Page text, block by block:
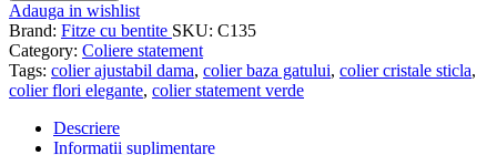
Adauga in wishlist
Brand: Fitze cu bentite SKU: C135
Category: Coliere statement
Tags: colier ajustabil dama, colier baza gatului, colier cristale sticla,
colier flori elegante, colier statement verde
Descriere
Informații suplimentare